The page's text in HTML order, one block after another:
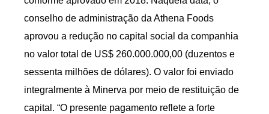
conselho de administração da Athena Foods
aprovou a redução no capital social da companhia
no valor total de US$ 260.000.000,00 (duzentos e
sessenta milhões de dólares). O valor foi enviado
integralmente à Minerva por meio de restituição de
capital. “O presente pagamento reflete a forte